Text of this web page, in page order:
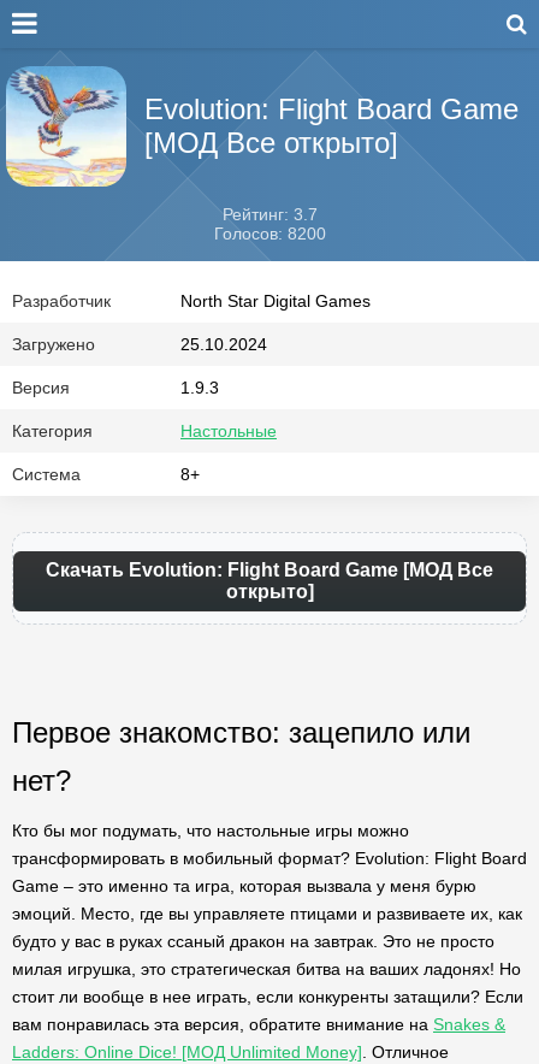
Evolution: Flight Board Game
[МОД Все открыто]
Рейтинг: 3.7
Голосов: 8200
Разработчик North Star Digital Games
Загружено 25.10.2024
Версия 1.9.3
Категория Настольные
Система 8+
Скачать Evolution: Flight Board Game [МОД Все
открыто]
Первое знакомство: зацепило или
нет?
Кто бы мог подумать, что настольные игры можно
трансформировать в мобильный формат? Evolution: Flight Board
Game – это именно та игра, которая вызвала у меня бурю
эмоций. Место, где вы управляете птицами и развиваете их, как
будто у вас в руках ссаный дракон на завтрак. Это не просто
милая игрушка, это стратегическая битва на ваших ладонях! Но
стоит ли вообще в нее играть, если конкуренты затащили? Если
вам понравилась эта версия, обратите внимание на Snakes &
Ladders: Online Dice! [МОД Unlimited Money] . Отличное